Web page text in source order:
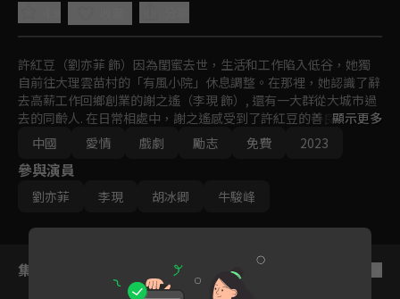
許紅豆（劉亦菲 飾）因為閨蜜去世，生活和工作陷入低谷，她獨
自前往大理雲苗村的「有風小院」休息調整。在那裡，她認識了辭
去高薪工作回鄉創業的謝之遙（李現 飾）, 還有一大群從大城市過
去的同齡人. 在日常相處中，謝之遙感受到了許紅豆的善良和任
真，便邀請許红豆用她多年的從業經驗，幫助當地提升員工服務意
識，為發展雲苗村的文化旅遊事業助力。同時，許紅豆也被謝之遙
相邀建設家鄉，讓鄉親們可以壯有所用、老有所依的理想打動，兩
人互生情愫，最終走到了一起。
顯示更多
中國
愛情 戲劇 勵志 免費 2023
參與演員
劉亦菲 李現 胡冰卿 牛駿峰
集數列表